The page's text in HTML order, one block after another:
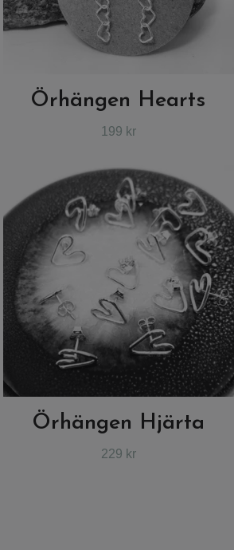
Örhängen Hearts
199 kr
Örhängen Hjärta
229 kr